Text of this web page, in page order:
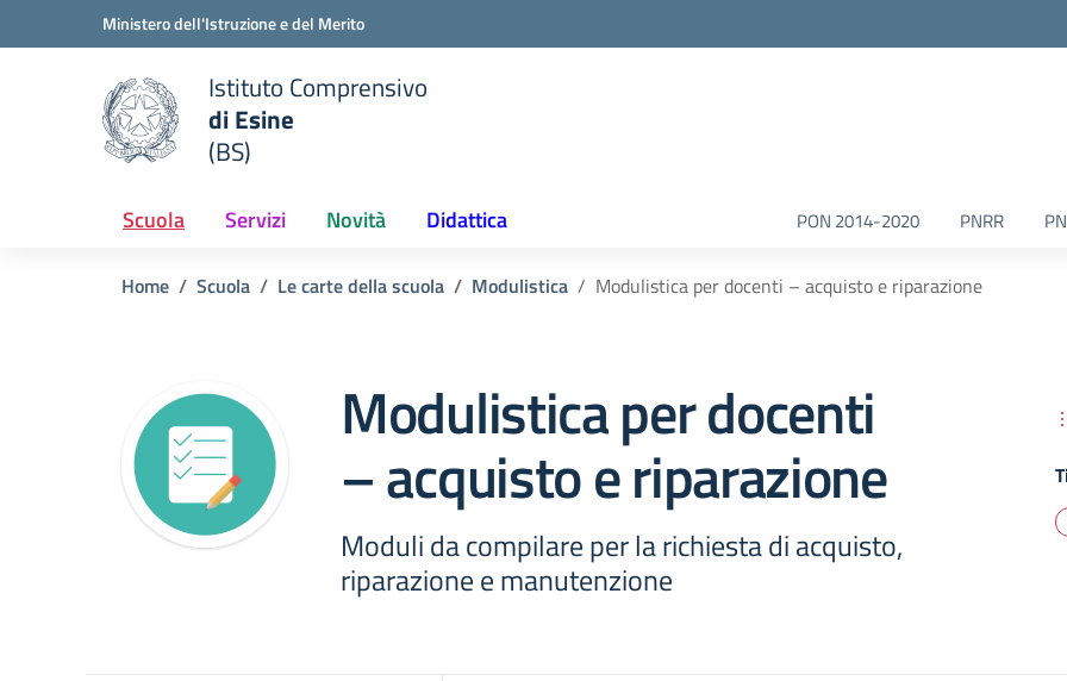
Vai ai contenuti
Vai al menu di navigazioneMinistero dell'Istruzione e del Merito
scuola
Istituto Comprensivo
di Esine
(BS)
Scuola Servizi Novità Didattica PON 2014-2020 PNRR
Home Scuola Le carte della scuola Modulistica Modulistica per docenti – acquisto e riparazione
Modulistica per docenti
– acquisto e riparazione
Moduli da compilare per la richiesta di acquisto,
riparazione e manutenzione